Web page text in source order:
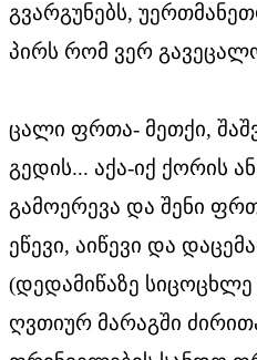
გვარგუნებს,
პირს რომ ვერ
ცალი ფრთა- მეთქი,
გედის... აქა-იქ ქორის
გამოერევა და შენი
ეწევი, აიწევი და
(დედამიწაზე
ღვთიურ მარაგში